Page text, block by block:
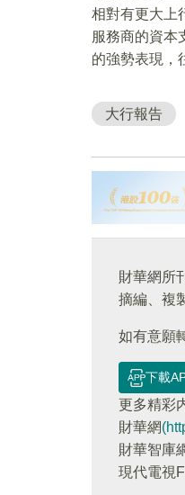
相對有更大上
服務商的資本
的強勢表現，
大行報告
財華網所
摘編、複
如有意願
下載
更多精彩
財華網
財華智庫
現代電視